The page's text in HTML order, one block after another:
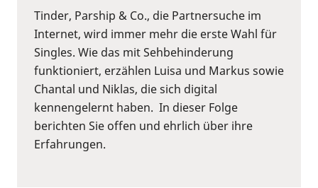
Tinder, Parship & Co., die Partnersuche im
Internet, wird immer mehr die erste Wahl für
Singles. Wie das mit Sehbehinderung
funktioniert, erzählen Luisa und Markus sowie
Chantal und Niklas, die sich digital
kennengelernt haben. In dieser Folge
berichten Sie offen und ehrlich über ihre
Erfahrungen.